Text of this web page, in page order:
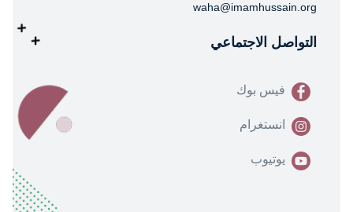
waha@imamhussain.org
التواصل الاجتماعي
فيس بوك
انستغرام
يوتيوب